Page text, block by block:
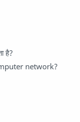
है?
network?